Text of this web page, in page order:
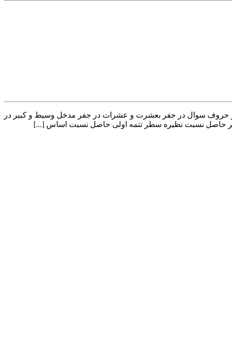
حروف سوال در جفر بعشرت و عشرات در جفر مدخل وسیط و کبیر در
نسبت نظیره سطر تتمه اولی حاصل نسبت اساس [...]